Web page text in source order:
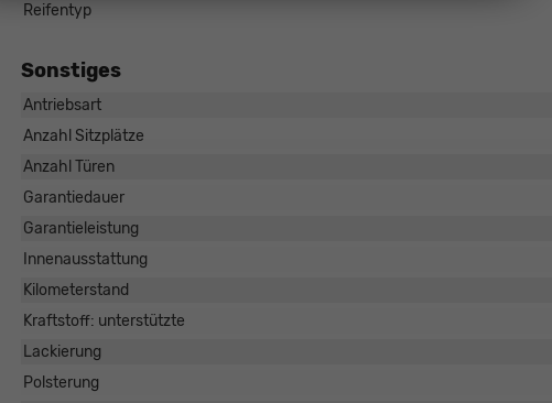
Reifentyp
Sonstiges
Antriebsart
Anzahl Sitzplätze
Anzahl Türen
Garantiedauer
Garantieleistung
Innenausstattung
Kilometerstand
Kraftstoff: unterstützte
Lackierung
Polsterung